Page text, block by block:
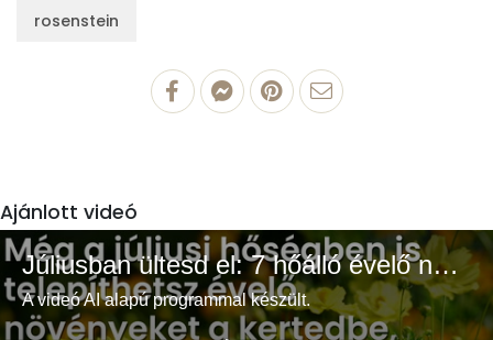
rosenstein
Ajánlott videó
Júliusban ültesd el: 7 hőálló évelő növény a színes és buja kertért
A videó AI alapú programmal készült.